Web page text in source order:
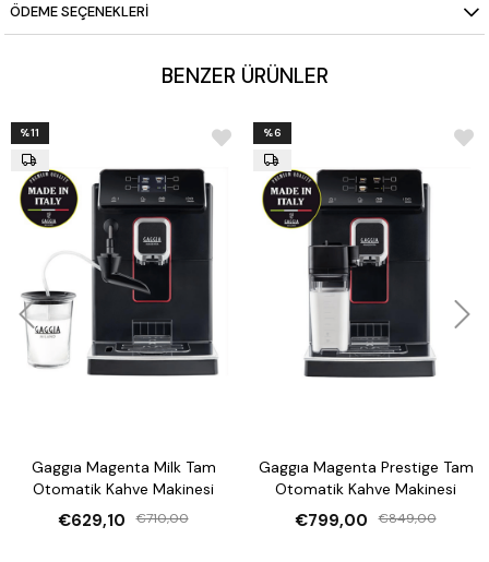
ÖDEME SEÇENEKLERI
BENZER ÜRÜNLER
Gaggıa Magenta Milk Tam
Otomatik Kahve Makinesi
€629,10 €710,00
%11
Gaggıa Magenta Prestige Tam
Otomatik Kahve Makinesi
€799,00 €849,00
%6